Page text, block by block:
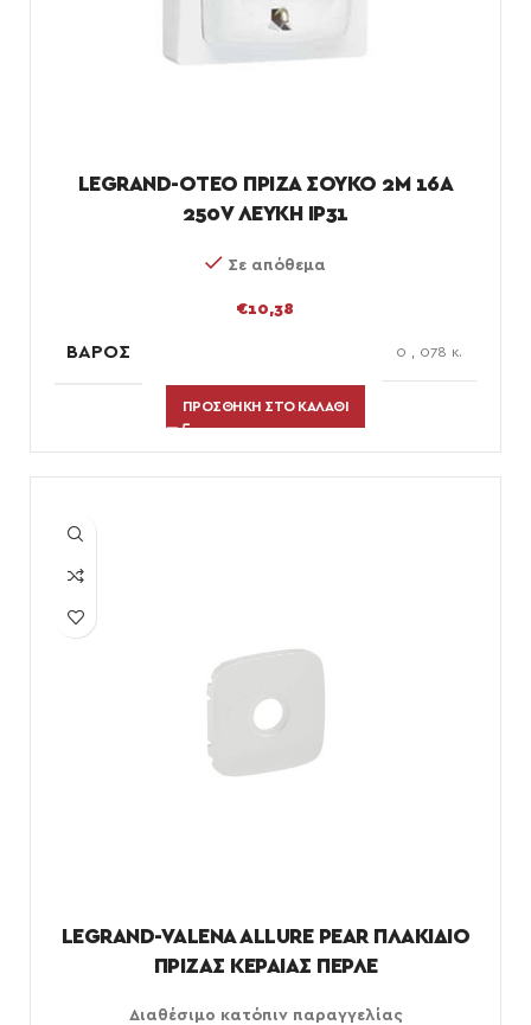
LEGRAND-OTEO ΠΡΙΖΑ ΣΟΥΚΟ 2M 16A
250V ΛΕΥΚΗ IP31
Σε απόθεμα
€10,38
ΒΆΡΟΣ 0 , 078 κ.
ΠΡΟΣΘΉΚΗ ΣΤΟ ΚΑΛΆΘΙ
LEGRAND-VALENA ALLURE PEAR ΠΛΑΚΙΔΙΟ
ΠΡΙΖΑΣ ΚΕΡΑΙΑΣ ΠΕΡΛΕ
Διαθέσιμο κατόπιν παραγγελίας